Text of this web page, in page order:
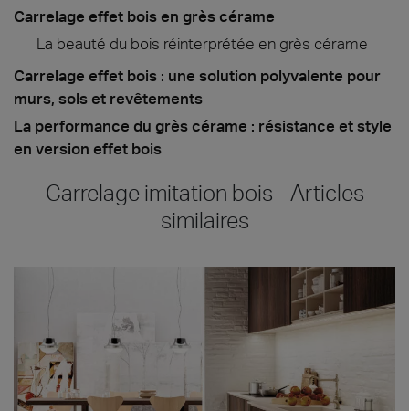
Carrelage effet bois en grès cérame
La beauté du bois réinterprétée en grès cérame
Carrelage effet bois : une solution polyvalente pour
murs, sols et revêtements
La performance du grès cérame : résistance et style
en version effet bois
Carrelage imitation bois - Articles
similaires